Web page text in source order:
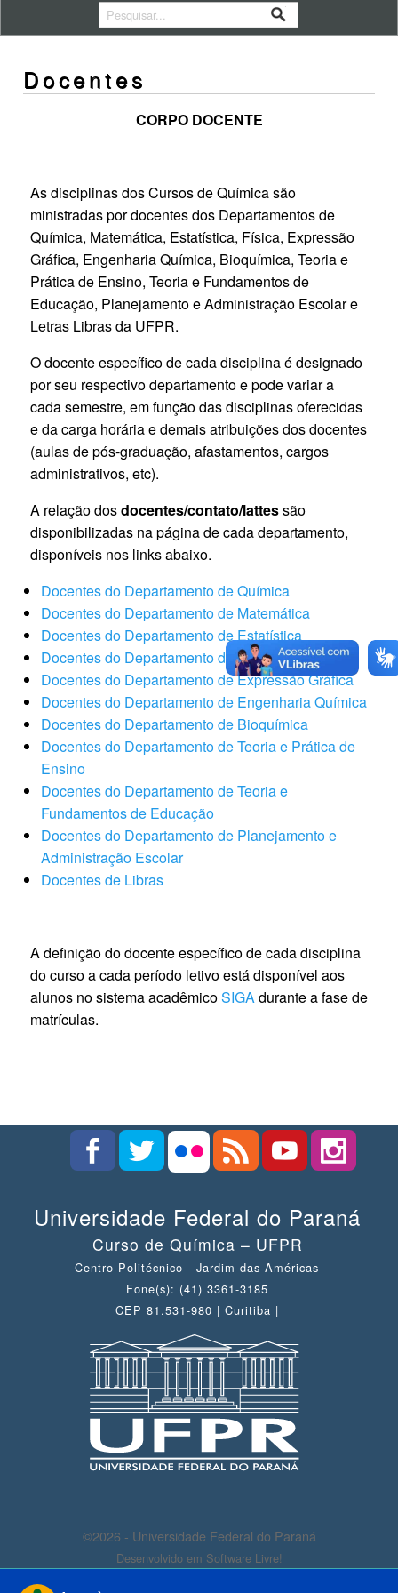
Docentes
CORPO DOCENTE
As disciplinas dos Cursos de Química são
ministradas por docentes dos Departamentos de
Química, Matemática, Estatística, Física, Expressão
Gráfica, Engenharia Química, Bioquímica, Teoria e
Prática de Ensino, Teoria e Fundamentos de
Educação, Planejamento e Administração Escolar e
Letras Libras da UFPR.
O docente específico de cada disciplina é designado
por seu respectivo departamento e pode variar a
cada semestre, em função das disciplinas oferecidas
e da carga horária e demais atribuições dos docentes
(aulas de pós-graduação, afastamentos, cargos
administrativos, etc).
A relação dosdocentes/contato/lattessão
disponibilizadas na página de cada departamento,
disponíveis nos links abaixo.
Docentes do Departamento de Química
Docentes do Departamento de Matemática
Docentes do Departamento de Estatística
Docentes do Departamento de Física
Docentes do Departamento de Expressão Gráfica
Docentes do Departamento de Engenharia Química
Docentes do Departamento de Bioquímica
Docentes do Departamento de Teoria e Prática de
Ensino
Docentes do Departamento de Teoria e
Fundamentos de Educação
Docentes do Departamento de Planejamento e
Administração Escolar
Docentes de Libras
A definição do docente específico de cada disciplina
do curso a cada período letivo está disponível aos
alunos no sistema acadêmicoSIGAdurante a fase de
matrículas.
Universidade Federal do Paraná
Curso de Química – UFPR
Centro Politécnico - Jardim das Américas
Fone(s): (41) 3361-3185
CEP 81.531-980 | Curitiba |
©2026 - Universidade Federal do Paraná
Desenvolvido em Software Livre!